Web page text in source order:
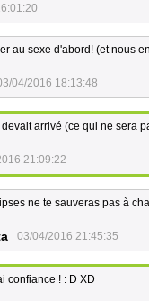
au sexe d'abord! (et nous
04/2016 18:13:48
arrivé (ce qui ne sera
21:09:22
ne te sauveras pas à
03/04/2016 21:45:35
confiance ! : D XD